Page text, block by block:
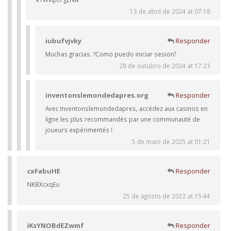
13 de abril de 2024 at 07:18
iubufvjvky Responder
Muchas gracias. ?Como puedo iniciar sesion?
28 de outubro de 2024 at 17:23
inventonslemondedapres.org Responder
Avec Inventonslemondedapres, accédez aux casinos en
ligne les plus recommandés par une communauté de
joueurs expérimentés !
5 de maio de 2025 at 01:21
cxFabuHE Responder
NKBXcxqEu
25 de agosto de 2022 at 15:44
iKsYNOBdEZwmf Responder